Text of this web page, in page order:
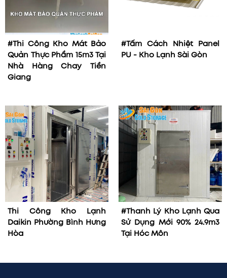
#Thi Công Kho Mát Bảo
Quản Thực Phẩm 15m3 Tại
Nhà Hàng Chay Tiền
Giang
#Tấm Cách Nhiệt Panel
PU - Kho Lạnh Sài Gòn
Thi Công Kho Lạnh
Daikin Phường Bình Hưng
Hòa
#Thanh Lý Kho Lạnh Qua
Sử Dụng Mới 90% 24.9m3
Tại Hóc Môn